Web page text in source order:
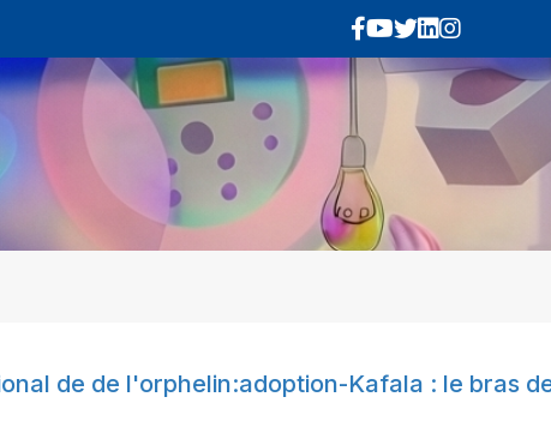
de de l'orphelin:adoption-Kafala : le bras